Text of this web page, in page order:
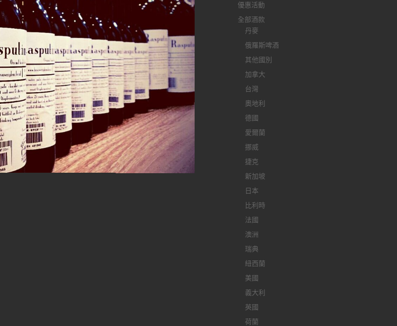
優惠活動
全部酒款
丹麥
俄羅斯啤酒
其他國別
加拿大
台灣
奧地利
德國
愛爾蘭
挪威
捷克
新加坡
日本
比利時
法國
澳洲
瑞典
紐西蘭
美國
義大利
英國
荷蘭